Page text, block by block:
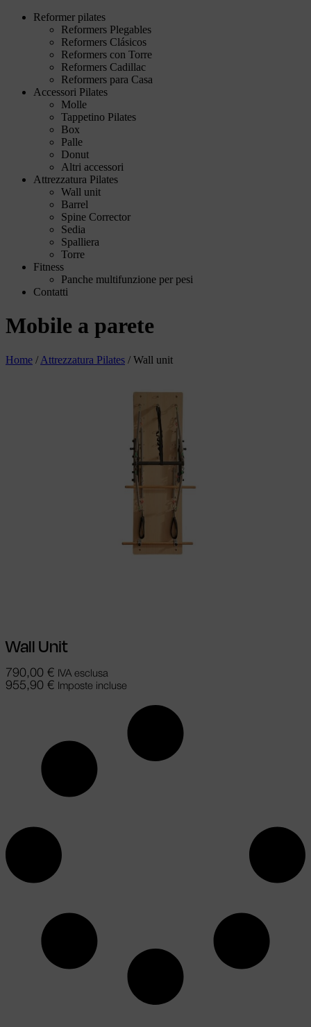
Reformer pilates
Reformers Plegables
Reformers Clásicos
Reformers con Torre
Reformers Cadillac
Reformers para Casa
Accessori Pilates
Molle
Tappetino Pilates
Box
Palle
Donut
Altri accessori
Attrezzatura Pilates
Wall unit
Barrel
Spine Corrector
Sedia
Spalliera
Torre
Fitness
Panche multifunzione per pesi
Contatti
Mobile a parete
Home / Attrezzatura Pilates / Wall unit
Wall Unit
790,00 € IVA esclusa
955,90 € Imposte incluse